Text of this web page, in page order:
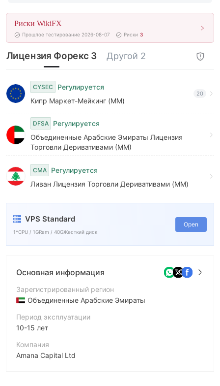
Риски WikiFX
Прошлое тестирование 2026-08-07 Риски 3
Лицензия Форекс 3 Другой 2
CYSEC
Регулируется
Кипр Маркет-Мейкинг (MM)
20
DFSA
Регулируется
Объединенные Арабские Эмираты Лицензия
Торговли Деривативами (MM)
CMA
Регулируется
Ливан Лицензия Торговли Деривативами (MM)
VPS Standard
1*CPU / 1GRam / 40GЖесткий диск
Open
Основная информация
Зарегистрированный регион
Объединенные Арабские Эмираты
Период эксплуатации
10-15 лет
Компания
Amana Capital Ltd